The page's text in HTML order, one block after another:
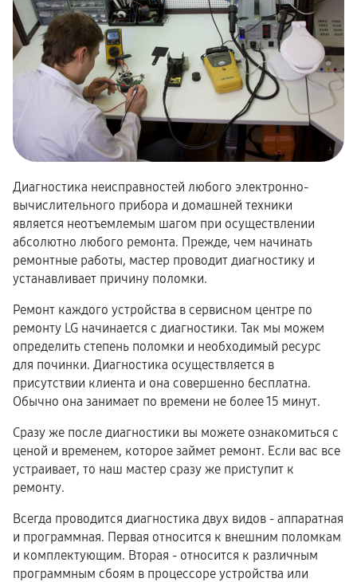
Диагностика неисправностей любого электронно-
вычислительного прибора и домашней техники
является неотъемлемым шагом при осуществлении
абсолютно любого ремонта. Прежде, чем начинать
ремонтные работы, мастер проводит диагностику и
устанавливает причину поломки.
Ремонт каждого устройства в сервисном центре по
ремонту LG начинается с диагностики. Так мы можем
определить степень поломки и необходимый ресурс
для починки. Диагностика осуществляется в
присутствии клиента и она совершенно бесплатна.
Обычно она занимает по времени не более 15 минут.
Сразу же после диагностики вы можете ознакомиться с
ценой и временем, которое займет ремонт. Если вас все
устраивает, то наш мастер сразу же приступит к
ремонту.
Всегда проводится диагностика двух видов - аппаратная
и программная. Первая относится к внешним поломкам
и комплектующим. Вторая - относится к различным
программным сбоям в процессоре устройства или